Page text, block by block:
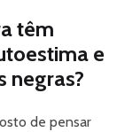
têm
e
negras?
de pensar